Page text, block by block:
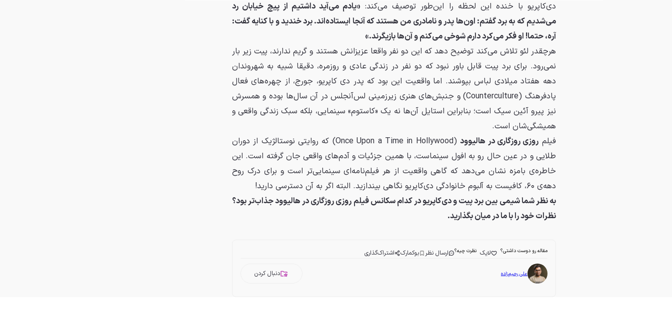
دی‌کاپریو با خنده این لحظه را این‌طور توصیف می‌کند: «یادم می‌آید داشتیم از پیچ خیابان رد
می‌شدیم که به برد گفتم: اون‌ها پدر و نامادری من هستند که آنجا ایستاده‌اند. برد خندید و با کنایه گفت:
آره، حتما! او فکر می‌کرد دارم شوخی می‌کنم و آن‌ها بازیگرند.»
هرچقدر لئو تلاش می‌کند توضیح دهد که این دو نفر واقعا عزیزانش هستند و گریم ندارند، پیت زیر بار
نمی‌رود. برای برد پیت قابل باور نبود که دو نفر در زندگی عادی و روزمره، دقیقا شبیه به شهروندان
دهه هفتاد میلادی لباس بپوشند. اما واقعیت این بود که پدر دی‌ کاپریو، جورج، از چهره‌های فعال
پادفرهنگ (Counterculture) و جنبش‌های هنری زیرزمینی لس‌آنجلس در آن سال‌ها بوده و همسرش
نیز پیرو آئین سیک است؛ بنابراین استایل آن‌ها نه یک «کاستوم» سینمایی، بلکه سبک زندگی واقعی و
همیشگی‌شان است.
فیلم روزی روزگاری در هالیوود
(Once Upon a Time in Hollywood) که روایتی نوستالژیک از دوران
طلایی و در عین حال رو به افول سینماست، با همین جزئیات و آدم‌های واقعی جان گرفته است. این
خاطره‌ی بامزه نشان می‌دهد که گاهی واقعیت از هر فیلم‌نامه‌ای سینمایی‌تر است و برای درک روح
دهه‌ی ۶۰، کافیست به آلبوم خانوادگی دی‌کاپریو نگاهی بیندازید. البته اگر به آن دسترسی دارید!
به نظر شما شیمی بین برد پیت و دی‌کاپریو در کدام سکانس فیلم روزی روزگاری در هالیوود جذاب‌تر بود؟
نظرات خود را با ما در میان بگذارید.
مقاله رو دوست داشتی؟ لایک نظرت چیه؟ ارسال نظر بوکمارک اشتراک‌گذاری
علی رحیم‌زاده دنبال کردن